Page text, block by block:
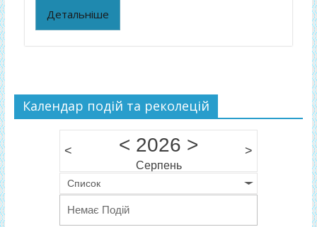
Детальніше
Календар подій та реколецій
< < 2026 >
Серпень
>
Список
Немає Подій